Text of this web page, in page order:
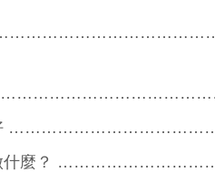
不夠好
以做什麼？